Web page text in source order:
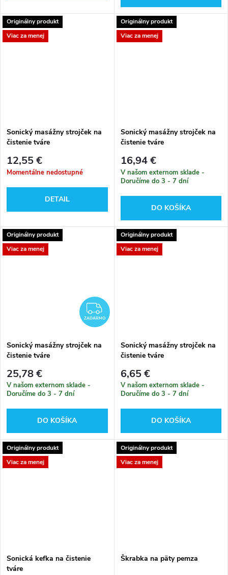
Originálny produkt
Viac za menej
Sonický masážny strojček na
čistenie tváre
12,55 €
Momentálne nedostupné
DETAIL
Originálny produkt
Viac za menej
Sonický masážny strojček na
čistenie tváre
16,94 €
V našom externom sklade -
Doručíme do 3 - 7 dní
DO KOŠÍKA
Originálny produkt
Viac za menej
ZADARMO
ZADARMO
Sonický masážny strojček na
čistenie tváre
25,78 €
V našom externom sklade -
Doručíme do 3 - 7 dní
DO KOŠÍKA
Originálny produkt
Viac za menej
Sonický masážny strojček na
čistenie tváre
6,65 €
V našom externom sklade -
Doručíme do 3 - 7 dní
DO KOŠÍKA
Originálny produkt
Viac za menej
Sonická kefka na čistenie
tváre
Originálny produkt
Viac za menej
Škrabka na päty pemza